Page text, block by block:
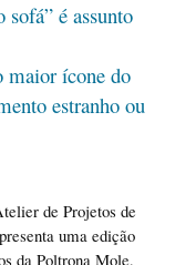
é assunto
maior ícone do
estranho ou
de Projetos de
uma edição
da Poltrona Mole,